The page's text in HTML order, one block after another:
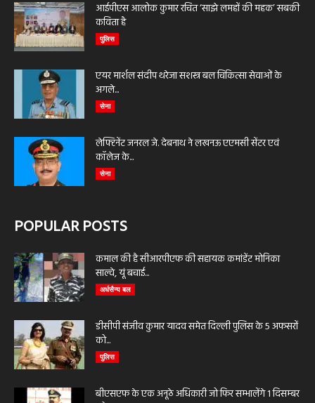
आईपीएस आलोक कुमार रचित ‘साझे लमहों की महक’ सबकी
कविता है
पुलिस
एयर मार्शल संदीप थरेजा सशस्त्र बल चिकित्सा सेवाओं के
अगले...
सेना
लेफ्टिनेंट जनरल जे. देबनाथ ने लखनऊ एएमसी सेंटर एवं
कॉलेज के...
सेना
POPULAR POSTS
कमाल की है सीआरपीएफ की सहायक कमांडेंट मोनिका
साल्वे, यूं बचाई...
अर्धसैन्य बल
डीसीपी संजीव कुमार यादव समेत दिल्ली पुलिस के 5 अफसरों
को...
पुलिस
बीएसएफ के एक अनूठे अधिकारी जो फिर सम्भालेंगे 1 दिसम्बर